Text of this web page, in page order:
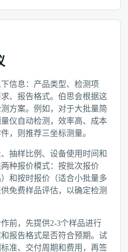
信息：产品类型、检测项
、报告格式。伯思会根据这
方案。例如，对于大批量简
仪自动检测，效率高、成本
，则推荐三坐标测量。
抽样比例、设备使用时间和
种报价模式：按批次报价
）和按时报价（适合小批量多
免费样品评估，以确定检测
前，先提供2-3个样品进行
报告格式是否符合预期。试
准、交付周期和费用，再签